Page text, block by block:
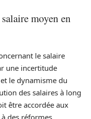
moyen en
le salaire
une incertitude
le dynamisme du
des salaires à long
être accordée aux
des réformes